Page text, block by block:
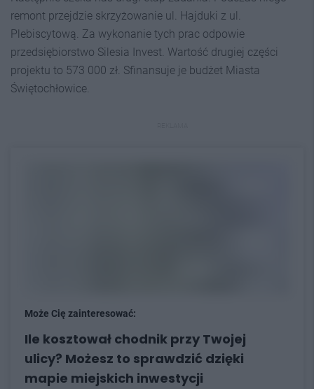
remont przejdzie skrzyżowanie ul. Hajduki z ul.
Plebiscytową. Za wykonanie tych prac odpowie
przedsiębiorstwo Silesia Invest. Wartość drugiej części
projektu to 573 000 zł. Sfinansuje je budżet Miasta
Świętochłowice.
Może Cię zainteresować:
Ile kosztował chodnik przy Twojej
ulicy? Możesz to sprawdzić dzięki
mapie miejskich inwestycji